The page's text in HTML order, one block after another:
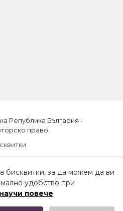
Република България -
право
бисквитки, за да можем да ви
удобство при
научи повече